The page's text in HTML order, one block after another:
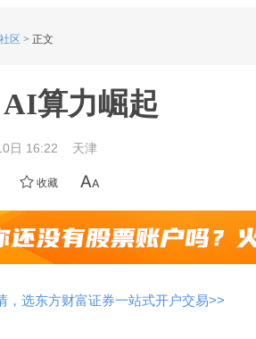
社区 > 正文
算力崛起
日 16:22 天津
收藏
，选东方财富证券一站式开户交易>>